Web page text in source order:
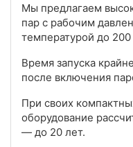
Мы предлагаем
пар с рабочим
температурой до 200
Время запуска
после включения
При своих
оборудование
— до 20 лет.